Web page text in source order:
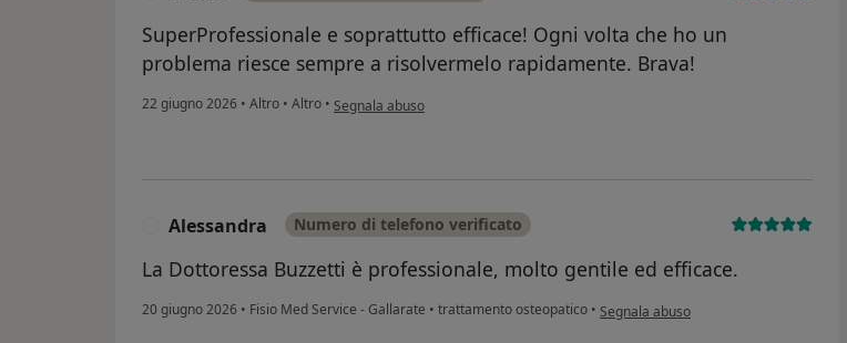
SuperProfessionale e soprattutto efficace! Ogni volta che ho un
problema riesce sempre a risolvermelo rapidamente. Brava!
22 giugno 2026 • Altro • Altro • secondo l'opinione dell'utente Nicola
Segnala abuso
Alessandra Numero di telefono verificato
La Dottoressa Buzzetti è professionale, molto gentile ed efficace.
20 giugno 2026 • Fisio Med Service - Gallarate • trattamento osteopatico • secondo l'opinione dell'utente Alessandra
Segnala abuso